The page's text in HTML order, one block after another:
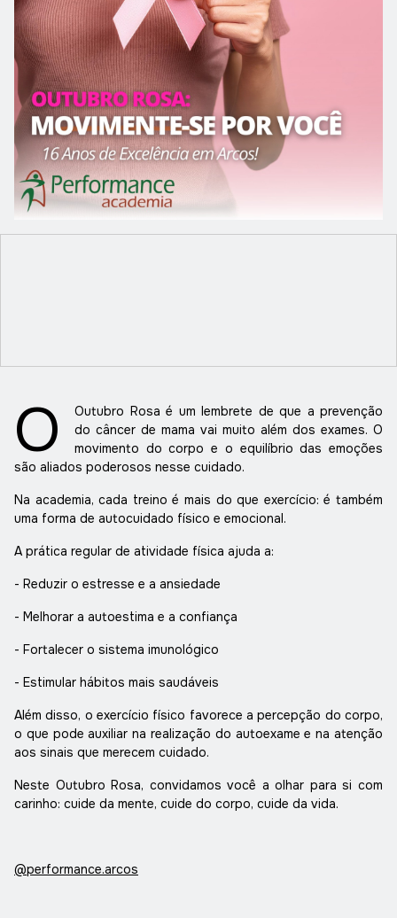
O Outubro Rosa é um lembrete de que a prevenção
do câncer de mama vai muito além dos exames. O
movimento do corpo e o equilíbrio das emoções
são aliados poderosos nesse cuidado.
Na academia, cada treino é mais do que exercício: é também
uma forma de autocuidado físico e emocional.
A prática regular de atividade física ajuda a:
- Reduzir o estresse e a ansiedade
- Melhorar a autoestima e a confiança
- Fortalecer o sistema imunológico
- Estimular hábitos mais saudáveis
Além disso, o exercício físico favorece a percepção do corpo,
o que pode auxiliar na realização do autoexame e na atenção
aos sinais que merecem cuidado.
Neste Outubro Rosa, convidamos você a olhar para si com
carinho: cuide da mente, cuide do corpo, cuide da vida.
@performance.arcos